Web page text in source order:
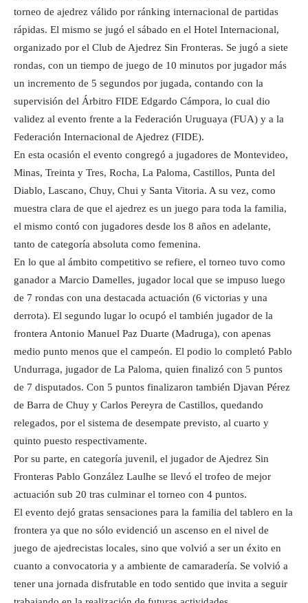
torneo de ajedrez válido por ránking internacional de partidas
rápidas. El mismo se jugó el sábado en el Hotel Internacional,
organizado por el Club de Ajedrez Sin Fronteras. Se jugó a siete
rondas, con un tiempo de juego de 10 minutos por jugador más
un incremento de 5 segundos por jugada, contando con la
supervisión del Árbitro FIDE Edgardo Cámpora, lo cual dio
validez al evento frente a la Federación Uruguaya (FUA) y a la
Federación Internacional de Ajedrez (FIDE).
En esta ocasión el evento congregó a jugadores de Montevideo,
Minas, Treinta y Tres, Rocha, La Paloma, Castillos, Punta del
Diablo, Lascano, Chuy, Chui y Santa Vitoria. A su vez, como
muestra clara de que el ajedrez es un juego para toda la familia,
el mismo contó con jugadores desde los 8 años en adelante,
tanto de categoría absoluta como femenina.
En lo que al ámbito competitivo se refiere, el torneo tuvo como
ganador a Marcio Damelles, jugador local que se impuso luego
de 7 rondas con una destacada actuación (6 victorias y una
derrota). El segundo lugar lo ocupó el también jugador de la
frontera Antonio Manuel Paz Duarte (Madruga), con apenas
medio punto menos que el campeón. El podio lo completó Pablo
Undurraga, jugador de La Paloma, quien finalizó con 5 puntos
de 7 disputados. Con 5 puntos finalizaron también Djavan Pérez
de Barra de Chuy y Carlos Pereyra de Castillos, quedando
relegados, por el sistema de desempate previsto, al cuarto y
quinto puesto respectivamente.
Por su parte, en categoría juvenil, el jugador de Ajedrez Sin
Fronteras Pablo González Laulhe se llevó el trofeo de mejor
actuación sub 20 tras culminar el torneo con 4 puntos.
El evento dejó gratas sensaciones para la familia del tablero en la
frontera ya que no sólo evidenció un ascenso en el nivel de
juego de ajedrecistas locales, sino que volvió a ser un éxito en
cuanto a convocatoria y a ambiente de camaradería. Se volvió a
tener una jornada disfrutable en todo sentido que invita a seguir